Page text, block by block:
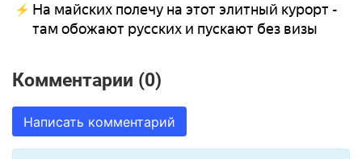
На майских полечу на этот элитный курорт -
там обожают русских и пускают без визы
Комментарии (0)
Написать комментарий